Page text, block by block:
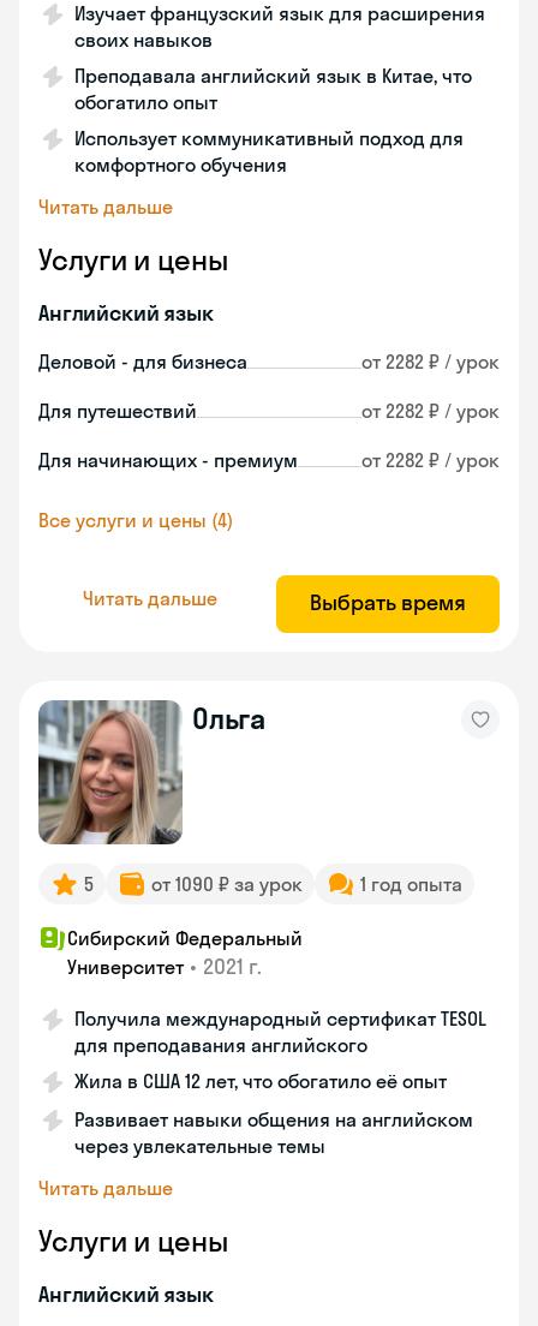
Изучает французский язык для расширения
своих навыков
Преподавала английский язык в Китае, что
обогатило опыт
Использует коммуникативный подход для
комфортного обучения
Читать дальше
Услуги и цены
Английский язык
Деловой - для бизнеса от 2282 ₽ / урок
Для путешествий от 2282 ₽ / урок
Для начинающих - премиум от 2282 ₽ / урок
Все услуги и цены (4)
Читать дальше Выбрать время
Ольга
5 от 1090 ₽ за урок 1 год опыта
Сибирский Федеральный
Университет • 2021 г.
Получила международный сертификат TESOL
для преподавания английского
Жила в США 12 лет, что обогатило её опыт
Развивает навыки общения на английском
через увлекательные темы
Читать дальше
Услуги и цены
Английский язык